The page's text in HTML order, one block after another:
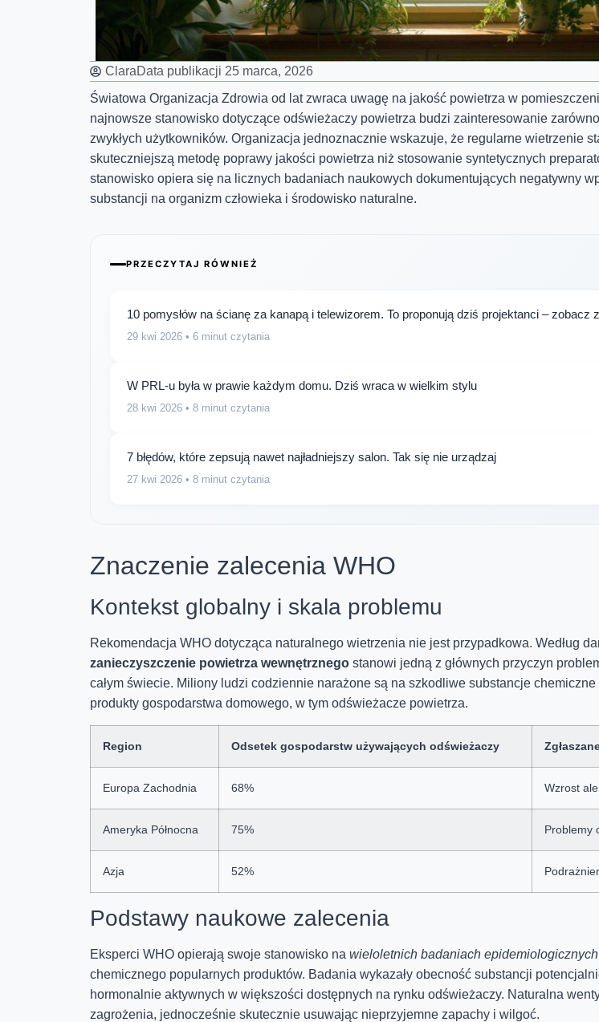
ClaraData publikacji 25 marca, 2026
Światowa Organizacja Zdrowia od lat zwraca uwagę na jakość powietrza w
najnowsze stanowisko dotyczące odświeżaczy powietrza budzi zainteresowanie
zwykłych użytkowników. Organizacja jednoznacznie wskazuje, że regularne wietrzenie
skuteczniejszą metodę poprawy jakości powietrza niż stosowanie syntetycznych
stanowisko opiera się na licznych badaniach naukowych dokumentujących negatywny
substancji na organizm człowieka i środowisko naturalne.
PRZECZYTAJ RÓWNIEŻ
10 pomysłów na ścianę za kanapą i telewizorem. To proponują dziś projektanci – zobacz
29 kwi 2026 • 6 minut czytania
W PRL-u była w prawie każdym domu. Dziś wraca w wielkim stylu
28 kwi 2026 • 8 minut czytania
7 błędów, które zepsują nawet najładniejszy salon. Tak się nie urządzaj
27 kwi 2026 • 8 minut czytania
Znaczenie zalecenia WHO
Kontekst globalny i skala problemu
Rekomendacja WHO dotycząca naturalnego wietrzenia nie jest przypadkowa. Według
zanieczyszczenie powietrza wewnętrznego stanowi jedną z głównych przyczyn
całym świecie. Miliony ludzi codziennie narażone są na szkodliwe substancje
produkty gospodarstwa domowego, w tym odświeżacze powietrza.
Region Odsetek gospodarstw używających odświeżaczy
Europa Zachodnia 68% Wzrost
Ameryka Północna 75% Problemy
Azja 52%
Podstawy naukowe zalecenia
Eksperci WHO opierają swoje stanowisko na wieloletnich badaniach epidemiologicznych
chemicznego popularnych produktów. Badania wykazały obecność substancji
hormonalnie aktywnych w większości dostępnych na rynku odświeżaczy. Naturalna
zagrożenia, jednocześnie skutecznie usuwając nieprzyjemne zapachy i wilgoć.